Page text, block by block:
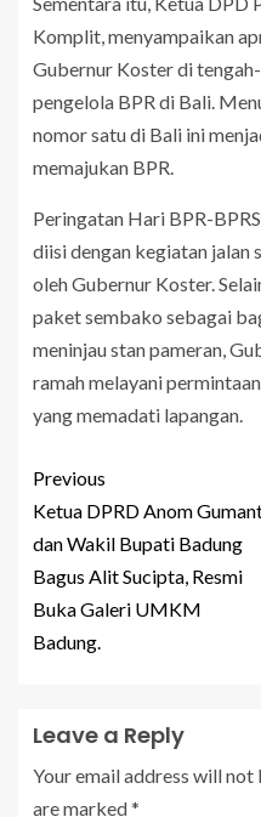
Komplit, menyampaikan
Gubernur Koster di
pengelola BPR di Bali.
nomor satu di Bali ini
memajukan BPR.
Peringatan Hari BPR-
diisi dengan kegiatan jalan
oleh Gubernur Koster.
paket sembako sebagai
meninjau stan pameran,
ramah melayani
yang memadati lapangan.
Previous
Ketua DPRD Anom
dan Wakil Bupati Badung
Bagus Alit Sucipta, Resmi
Buka Galeri UMKM
Badung.
Leave a Reply
Your email address will not
are marked*